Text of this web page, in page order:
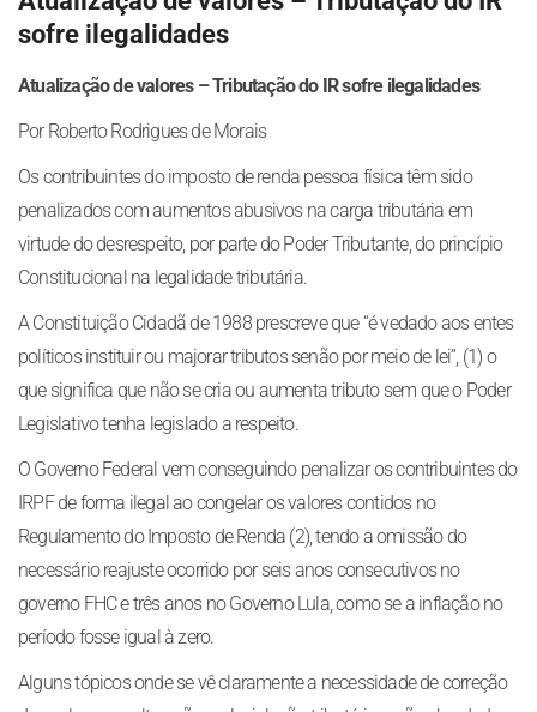
sofre ilegalidades
Atualização de valores – Tributação do IR sofre ilegalidades
Por Roberto Rodrigues de Morais
Os contribuintes do imposto de renda pessoa física têm sido
penalizados com aumentos abusivos na carga tributária em
virtude do desrespeito, por parte do Poder Tributante, do princípio
Constitucional na legalidade tributária.
A Constituição Cidadã de 1988 prescreve que “é vedado aos entes
políticos instituir ou majorar tributos senão por meio de lei”, (1) o
que significa que não se cria ou aumenta tributo sem que o Poder
Legislativo tenha legislado a respeito.
O Governo Federal vem conseguindo penalizar os contribuintes do
IRPF de forma ilegal ao congelar os valores contidos no
Regulamento do Imposto de Renda (2), tendo a omissão do
necessário reajuste ocorrido por seis anos consecutivos no
governo FHC e três anos no Governo Lula, como se a inflação no
período fosse igual à zero.
Alguns tópicos onde se vê claramente a necessidade de correção